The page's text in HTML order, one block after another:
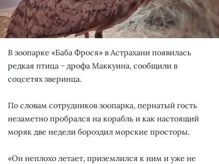
В зоопарке «Баба Фрося» в Астрахани появилась
редкая птица − дрофа Маккуина, сообщили в
соцсетях зверинца.
По словам сотрудников зоопарка, пернатый гость
незаметно пробрался на корабль и как настоящий
моряк две недели бороздил морские просторы.
«Он неплохо летает, приземлился к ним и уже не